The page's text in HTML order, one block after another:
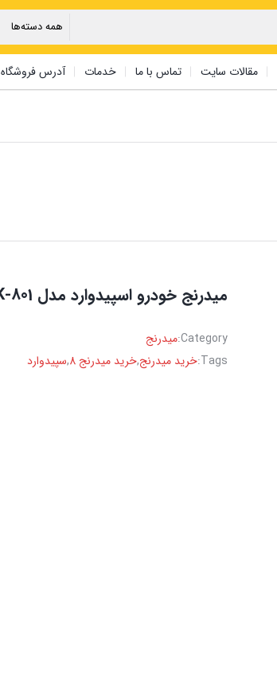
مقالات سایت تماس با ما خدمات آدرس فروشگاه
میدرنج خودرو اسپیدوارد مدل SK-801
Category:میدرنج
Tags: خرید میدرنج,خرید میدرنج 8 ,سپیدوارد